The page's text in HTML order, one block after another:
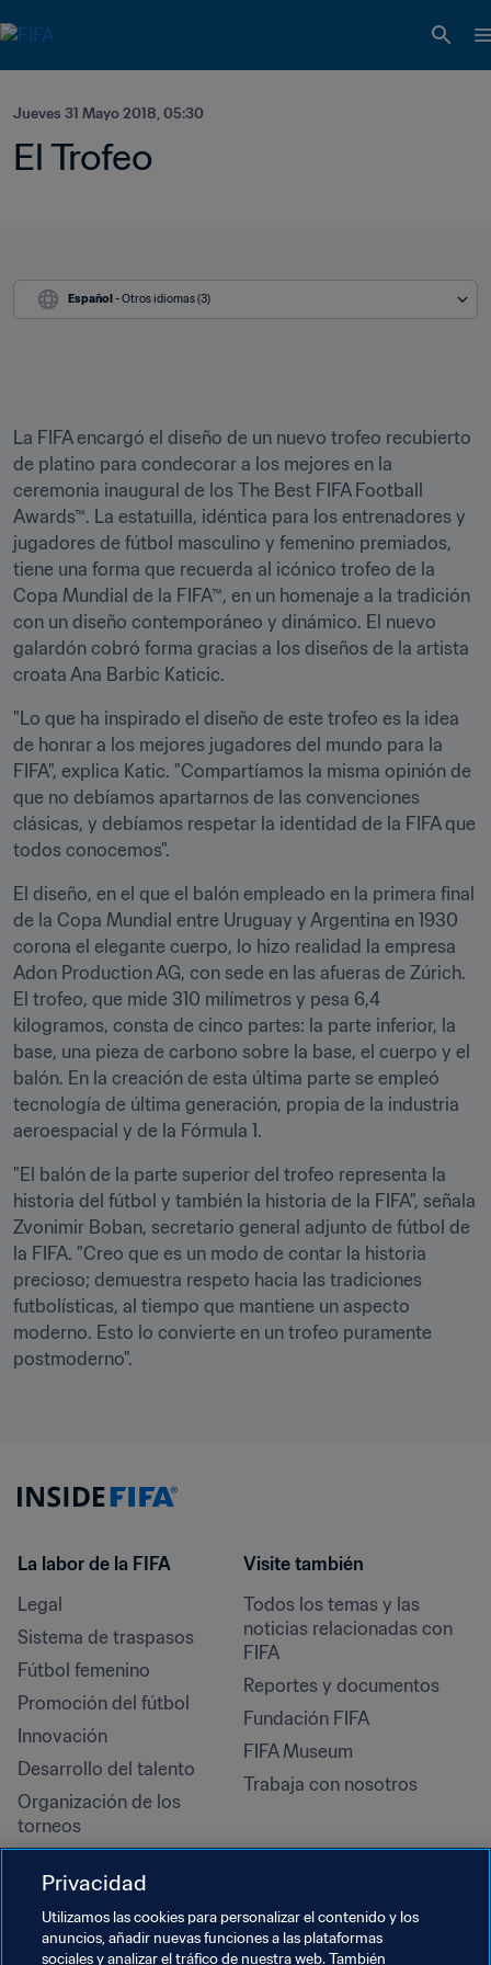
Jueves 31 Mayo 2018, 05:30
El Trofeo
Español - Otros idiomas (3)
La FIFA encargó el diseño de un nuevo trofeo recubierto
de platino para condecorar a los mejores en la
ceremonia inaugural de los The Best FIFA Football
Awards™. La estatuilla, idéntica para los entrenadores y
jugadores de fútbol masculino y femenino premiados,
tiene una forma que recuerda al icónico trofeo de la
Copa Mundial de la FIFA™, en un homenaje a la tradición
con un diseño contemporáneo y dinámico. El nuevo
galardón cobró forma gracias a los diseños de la artista
croata Ana Barbic Katicic.
"Lo que ha inspirado el diseño de este trofeo es la idea
de honrar a los mejores jugadores del mundo para la
FIFA", explica Katic. "Compartíamos la misma opinión de
que no debíamos apartarnos de las convenciones
clásicas, y debíamos respetar la identidad de la FIFA que
todos conocemos".
El diseño, en el que el balón empleado en la primera final
de la Copa Mundial entre Uruguay y Argentina en 1930
corona el elegante cuerpo, lo hizo realidad la empresa
Adon Production AG, con sede en las afueras de Zúrich.
El trofeo, que mide 310 milímetros y pesa 6,4
kilogramos, consta de cinco partes: la parte inferior, la
base, una pieza de carbono sobre la base, el cuerpo y el
balón. En la creación de esta última parte se empleó
tecnología de última generación, propia de la industria
aeroespacial y de la Fórmula 1.
"El balón de la parte superior del trofeo representa la
historia del fútbol y también la historia de la FIFA", señala
Zvonimir Boban, secretario general adjunto de fútbol de
la FIFA. "Creo que es un modo de contar la historia
precioso; demuestra respeto hacia las tradiciones
futbolísticas, al tiempo que mantiene un aspecto
moderno. Esto lo convierte en un trofeo puramente
postmoderno".
La labor de la FIFA
Legal
Sistema de traspasos
Fútbol femenino
Promoción del fútbol
Innovación
Desarrollo del talento
Organización de los
torneos
Derechos humanos y lucha
contra la discriminación
Salud y atención médica
Visite también
Todos los temas y las
noticias relacionadas con
FIFA
Reportes y documentos
Fundación FIFA
FIFA Museum
Trabaja con nosotros
Privacidad
Utilizamos las cookies para personalizar el contenido y los
anuncios, añadir nuevas funciones a las plataformas
sociales y analizar el tráfico de nuestra web. También